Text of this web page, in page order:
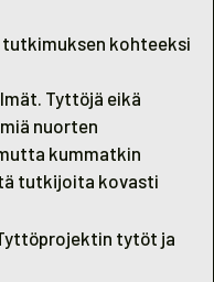
kohteeksi
Tyttöjä eikä
nuorten
kummatkin
tutkijoita kovasti
tytöt ja